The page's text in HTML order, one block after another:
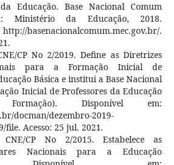
Educação. Base Nacional Comum
Ministério da Educação, 2018.
basenacionalcomum.mec.gov.br/.
CP No 2/2019. Define as Diretrizes
para a Formação Inicial de
Básica e institui a Base Nacional
Inicial de Professores da Educação
Disponível em:
docman/dezembro-2019-
file. Acesso: 25 jul. 2021.
CNE/CP No 2/2015. Estabelece as
Nacionais para a Educação